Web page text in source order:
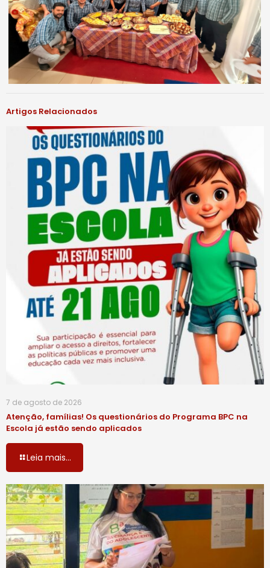
Artigos Relacionados
7 de agosto de 2026
Atenção, famílias! Os questionários do Programa BPC na
Escola já estão sendo aplicados
Leia mais...